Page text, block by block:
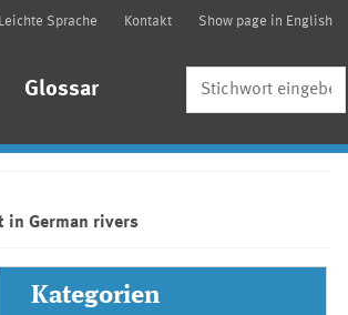
Leichte Sprache Kontakt Show page in English
Glossar
in German rivers
Kategorien